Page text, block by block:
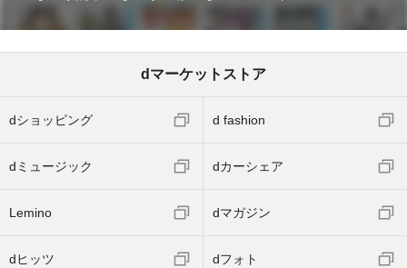
dマーケットストア
dショッピング d fashion
dミュージック dカーシェア
Lemino dマガジン
dヒッツ dフォト